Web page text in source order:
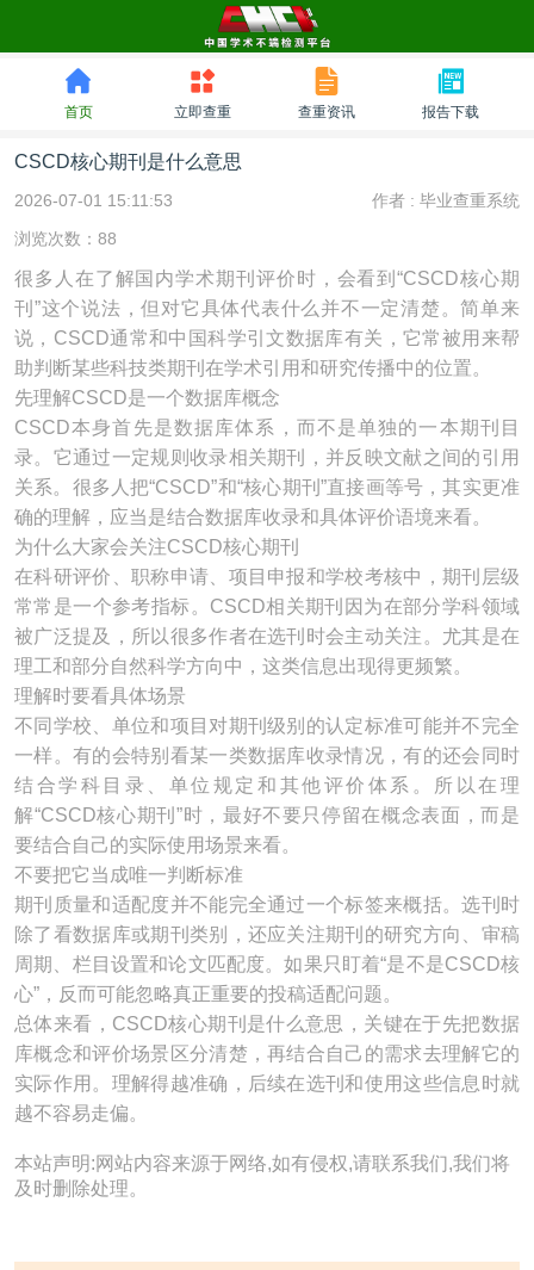
首页 立即查重 查重资讯 报告下载
CSCD核心期刊是什么意思
2026-07-01 15:11:53 作者 : 毕业查重系统
浏览次数：88
很多人在了解国内学术期刊评价时，会看到“CSCD核心期
刊”这个说法，但对它具体代表什么并不一定清楚。简单来
说，CSCD通常和中国科学引文数据库有关，它常被用来帮
助判断某些科技类期刊在学术引用和研究传播中的位置。
先理解CSCD是一个数据库概念
CSCD本身首先是数据库体系，而不是单独的一本期刊目
录。它通过一定规则收录相关期刊，并反映文献之间的引用
关系。很多人把“CSCD”和“核心期刊”直接画等号，其实更准
确的理解，应当是结合数据库收录和具体评价语境来看。
为什么大家会关注CSCD核心期刊
在科研评价、职称申请、项目申报和学校考核中，期刊层级
常常是一个参考指标。CSCD相关期刊因为在部分学科领域
被广泛提及，所以很多作者在选刊时会主动关注。尤其是在
理工和部分自然科学方向中，这类信息出现得更频繁。
理解时要看具体场景
不同学校、单位和项目对期刊级别的认定标准可能并不完全
一样。有的会特别看某一类数据库收录情况，有的还会同时
结合学科目录、单位规定和其他评价体系。所以在理
解“CSCD核心期刊”时，最好不要只停留在概念表面，而是
要结合自己的实际使用场景来看。
不要把它当成唯一判断标准
期刊质量和适配度并不能完全通过一个标签来概括。选刊时
除了看数据库或期刊类别，还应关注期刊的研究方向、审稿
周期、栏目设置和论文匹配度。如果只盯着“是不是CSCD核
心”，反而可能忽略真正重要的投稿适配问题。
总体来看，CSCD核心期刊是什么意思，关键在于先把数据
库概念和评价场景区分清楚，再结合自己的需求去理解它的
实际作用。理解得越准确，后续在选刊和使用这些信息时就
越不容易走偏。
本站声明:网站内容来源于网络,如有侵权,请联系我们,我们将
及时删除处理。